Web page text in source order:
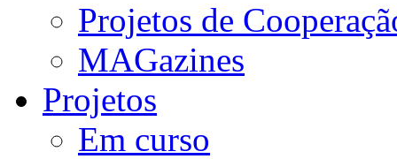
Projetos de
MAGazines
Projetos
Em curso